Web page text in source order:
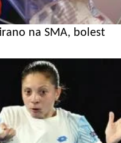
na SMA, bolest